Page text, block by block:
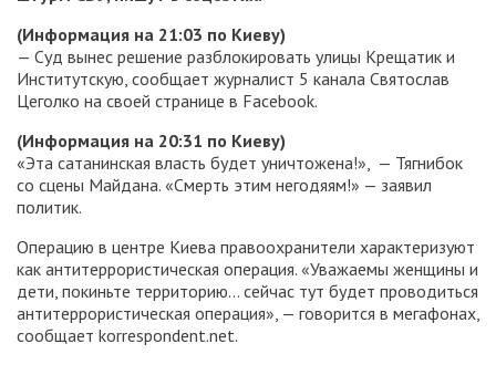
(Информация на 21:03 по Киеву)
— Суд вынес решение разблокировать улицы Крещатик и
Институтскую, сообщает журналист 5 канала Святослав
Цеголко на своей странице в Facebook.
(Информация на 20:31 по Киеву)
«Эта сатанинская власть будет уничтожена!», — Тягнибок
со сцены Майдана. «Смерть этим негодяям!» — заявил
политик.
Операцию в центре Киева правоохранители характеризуют
как антитеррористическая операция. «Уважаемы женщины и
дети, покиньте территорию… сейчас тут будет проводиться
антитеррористическая операция», — говорится в мегафонах,
сообщает korrespondent.net.